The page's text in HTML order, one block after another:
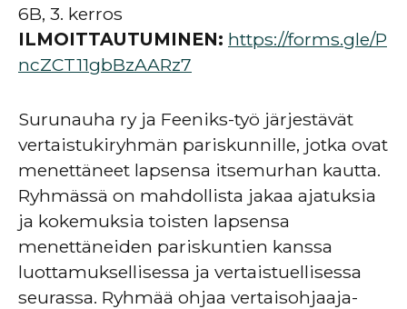
6B, 3. kerros
ILMOITTAUTUMINEN: https://forms.gle/P
ncZCT11gbBzAARz7
Surunauha ry ja Feeniks-työ järjestävät
vertaistukiryhmän pariskunnille, jotka ovat
menettäneet lapsensa itsemurhan kautta.
Ryhmässä on mahdollista jakaa ajatuksia
ja kokemuksia toisten lapsensa
menettäneiden pariskuntien kanssa
luottamuksellisessa ja vertaistuellisessa
seurassa. Ryhmää ohjaa vertaisohjaaja-